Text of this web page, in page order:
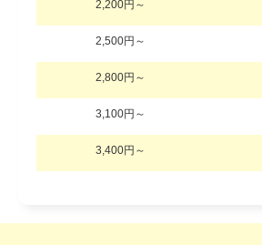
2,200円～
2,500円～
2,800円～
3,100円～
3,400円～